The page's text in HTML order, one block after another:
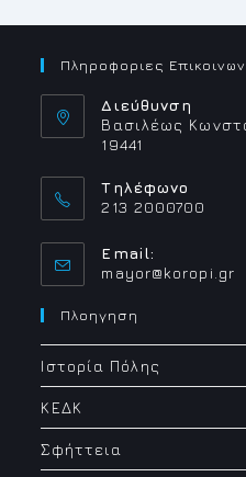
Πληροφοριες
Διεύθυνση
Βασιλέως
19441
Τηλέφωνο
213 2000700
Email:
mayor@koropi.gr
Πλοηγηση
Ιστορία Πόλης
ΚΕΔΚ
Σφήττεια